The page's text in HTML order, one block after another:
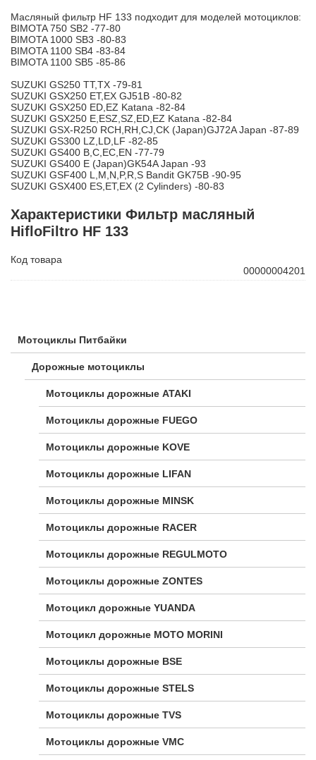
Мотоциклы Питбайки
Дорожные мотоциклы
Мотоциклы дорожные ATAKI
Мотоциклы дорожные FUEGO
Мотоциклы дорожные KOVE
Мотоциклы дорожные LIFAN
Мотоциклы дорожные MINSK
Мотоциклы дорожные RACER
Мотоциклы дорожные REGULMOTO
Мотоциклы дорожные ZONTES
Мотоцикл дорожные YUANDA
Мотоцикл дорожные МОТО MORINI
Мотоциклы дорожные BSE
Мотоциклы дорожные STELS
Мотоциклы дорожные TVS
Мотоциклы дорожные VMC
Масляный фильтр HF 133 подходит для моделей мотоциклов:
BIMOTA 750 SB2 -77-80
BIMOTA 1000 SB3 -80-83
BIMOTA 1100 SB4 -83-84
BIMOTA 1100 SB5 -85-86
SUZUKI GS250 TT,TX -79-81
SUZUKI GSX250 ET,EX GJ51B -80-82
SUZUKI GSX250 ED,EZ Katana -82-84
SUZUKI GSX250 E,ESZ,SZ,ED,EZ Katana -82-84
SUZUKI GSX-R250 RCH,RH,CJ,CK (Japan)GJ72A Japan -87-89
SUZUKI GS300 LZ,LD,LF -82-85
SUZUKI GS400 B,C,EC,EN -77-79
SUZUKI GS400 E (Japan)GK54A Japan -93
SUZUKI GSF400 L,M,N,P,R,S Bandit GK75B -90-95
SUZUKI GSX400 ES,ET,EX (2 Cylinders) -80-83
Характеристики Фильтр масляный
HifloFiltro HF 133
Код товара
00000004201